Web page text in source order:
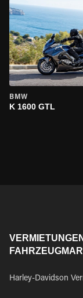
BMW
K 1600 GTL
Harley-Davidson